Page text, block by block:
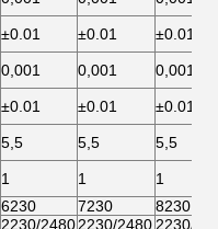
±0.01 ±0.01 ±0.01
0,001 0,001 0,001
±0.01 ±0.01 ±0.01
5,5 5,5
5,5
1 1 1
6230 7230
8230
2230/24802230/2480 2230/